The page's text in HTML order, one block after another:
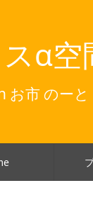
α空
お市 のーと